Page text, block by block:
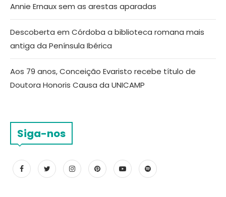
Annie Ernaux sem as arestas aparadas
Descoberta em Córdoba a biblioteca romana mais
antiga da Península Ibérica
Aos 79 anos, Conceição Evaristo recebe título de
Doutora Honoris Causa da UNICAMP
Siga-nos